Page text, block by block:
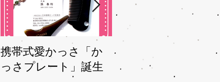
携帯式愛かっさ「か
っさプレート」誕生
夏バテバテを脱つ、
秋ガサガサを予防